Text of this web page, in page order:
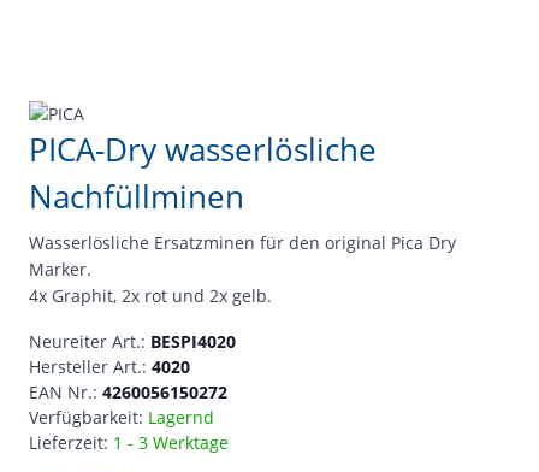
PICA-Dry wasserlösliche
Nachfüllminen
Wasserlösliche Ersatzminen für den original Pica Dry
Marker.
4x Graphit, 2x rot und 2x gelb.
Neureiter Art.: BESPI4020
Hersteller Art.: 4020
EAN Nr.: 4260056150272
Verfügbarkeit: Lagernd
Lieferzeit: 1 - 3 Werktage